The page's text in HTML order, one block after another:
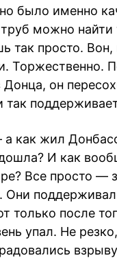
было именно
труб можно найти
так просто.
Торжественно.
Донца, он
так
как жил
И как
Все просто —
Они
только после
упал. Не